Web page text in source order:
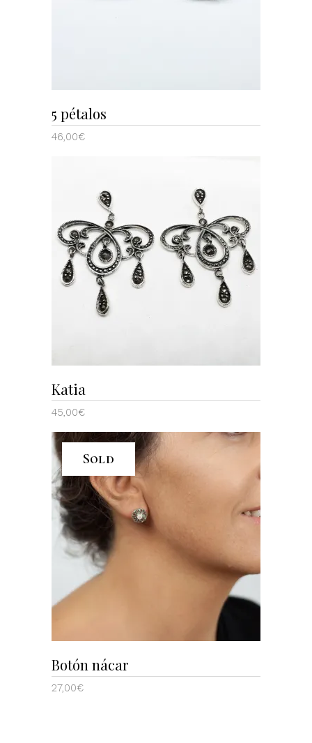
5 pétalos
46,00€
AÑADIR AL CARRITO
Katia
45,00€
Sold
Botón nácar
27,00€